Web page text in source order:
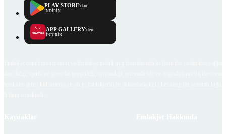
PLAY STORE'dan
İNDİRİN
APP GALLERY'den
İNDİRİN